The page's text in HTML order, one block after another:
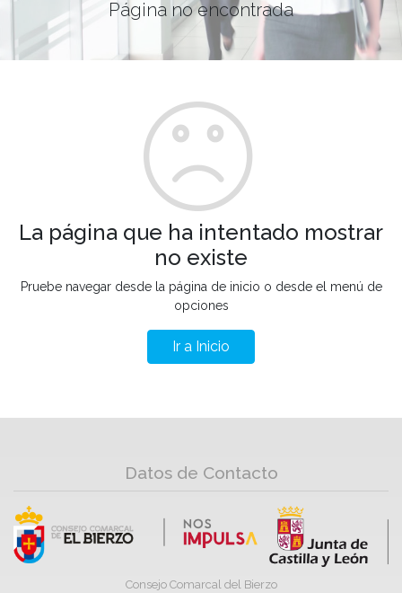
Página no encontrada
La página que ha intentado mostrar
no existe
Pruebe navegar desde la página de inicio o desde el menú de
opciones
Ir a Inicio
Datos de Contacto
Consejo Comarcal del Bierzo